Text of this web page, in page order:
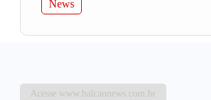
News
Acesse www.balcaonews.com.br